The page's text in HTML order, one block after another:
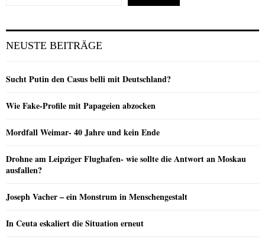
NEUSTE BEITRÄGE
Sucht Putin den Casus belli mit Deutschland?
Wie Fake-Profile mit Papageien abzocken
Mordfall Weimar- 40 Jahre und kein Ende
Drohne am Leipziger Flughafen- wie sollte die Antwort an Moskau
ausfallen?
Joseph Vacher – ein Monstrum in Menschengestalt
In Ceuta eskaliert die Situation erneut